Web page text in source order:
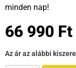
minden nap!
66 990 Ft
Az ár az alábbi